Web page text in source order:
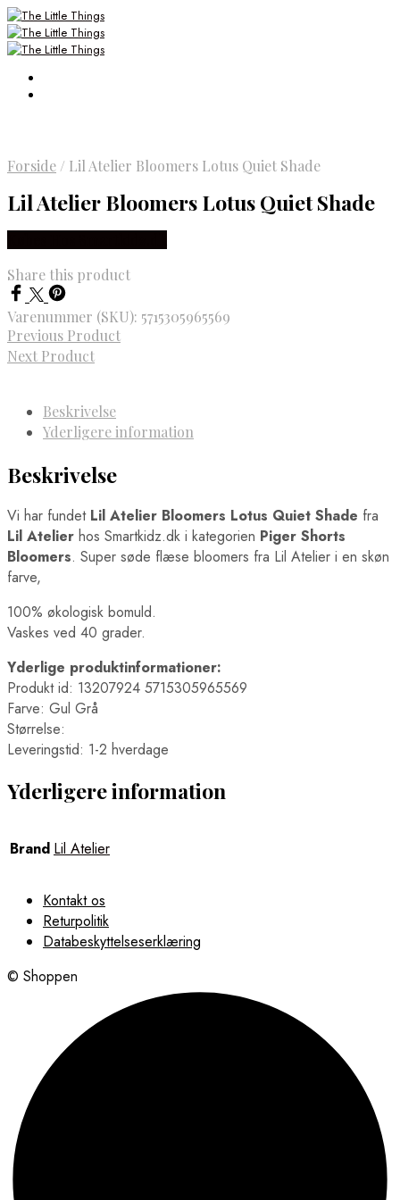
Forside / Lil Atelier Bloomers Lotus Quiet Shade
Lil Atelier Bloomers Lotus Quiet Shade
Share this product
Varenummer (SKU): 5715305965569
Previous Product
Next Product
Beskrivelse
Yderligere information
Beskrivelse
Vi har fundet Lil Atelier Bloomers Lotus Quiet Shade fra
Lil Atelier hos Smartkidz.dk i kategorien Piger Shorts
Bloomers. Super søde flæse bloomers fra Lil Atelier i en skøn
farve,
100% økologisk bomuld.
Vaskes ved 40 grader.
Yderlige produktinformationer:
Produkt id: 13207924 5715305965569
Farve: Gul Grå
Størrelse:
Leveringstid: 1-2 hverdage
Yderligere information
Brand Lil Atelier
Kontakt os
Returpolitik
Databeskyttelseserklæring
© Shoppen